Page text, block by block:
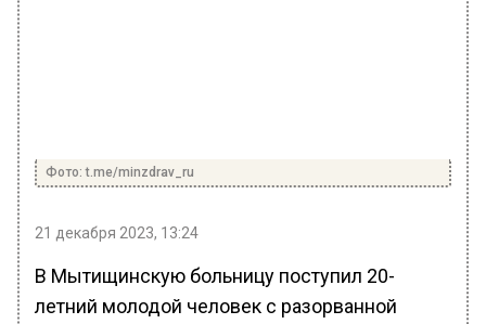
Фото: t.me/minzdrav_ru
21 декабря 2023, 13:24
В Мытищинскую больницу поступил 20-
летний молодой человек с разорванной